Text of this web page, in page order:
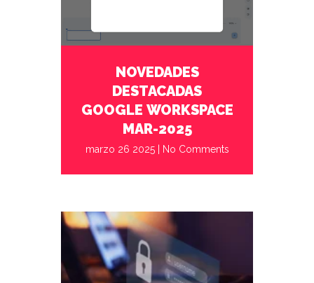
NOVEDADES
DESTACADAS
GOOGLE WORKSPACE
MAR-2025
marzo 26 2025| No Comments
marzo 26 2025 No Comments